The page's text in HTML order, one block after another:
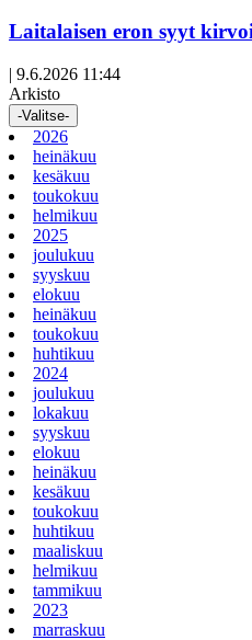
Laitalaisen eron syyt
| 9.6.2026 11:44
Arkisto
-Valitse-
2026
heinäkuu
kesäkuu
toukokuu
helmikuu
2025
joulukuu
syyskuu
elokuu
heinäkuu
toukokuu
huhtikuu
2024
joulukuu
lokakuu
syyskuu
elokuu
heinäkuu
kesäkuu
toukokuu
huhtikuu
maaliskuu
helmikuu
tammikuu
2023
marraskuu